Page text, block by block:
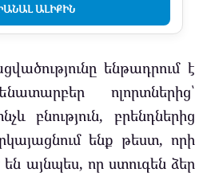
ԱԼԻՔԻՆ
ենթադրում է
ոլորտներից՝
բնություն, բրենդներից
ենք թեստ, որի
այնպես, որ ստուգեն ձեր